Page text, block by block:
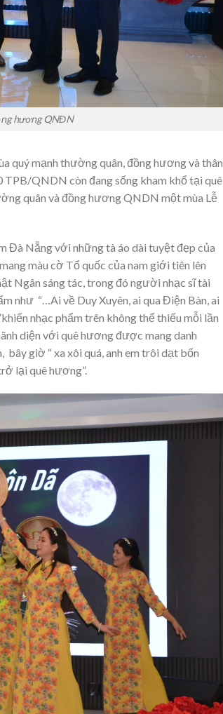
hương QNĐN
quý mạnh thường quân, đồng hương và thân
QNDN còn đang sống kham khổ tại quê
quân và đồng hương QNDN một mùa Lễ
Đà Nẵng với những tà áo dài tuyệt đẹp của
màu cờ Tổ quốc của nam giới tiên lên
Ngân sáng tác, trong đó người nhạc sĩ tài
như “…Ai về Duy Xuyên, ai qua Điện Bàn, ai
nhạc phẩm trên không thể thiếu mỗi lần
diện với quê hương được mang danh
bây giờ “ xa xôi quá, anh em trôi dạt bốn
lại quê hương”.